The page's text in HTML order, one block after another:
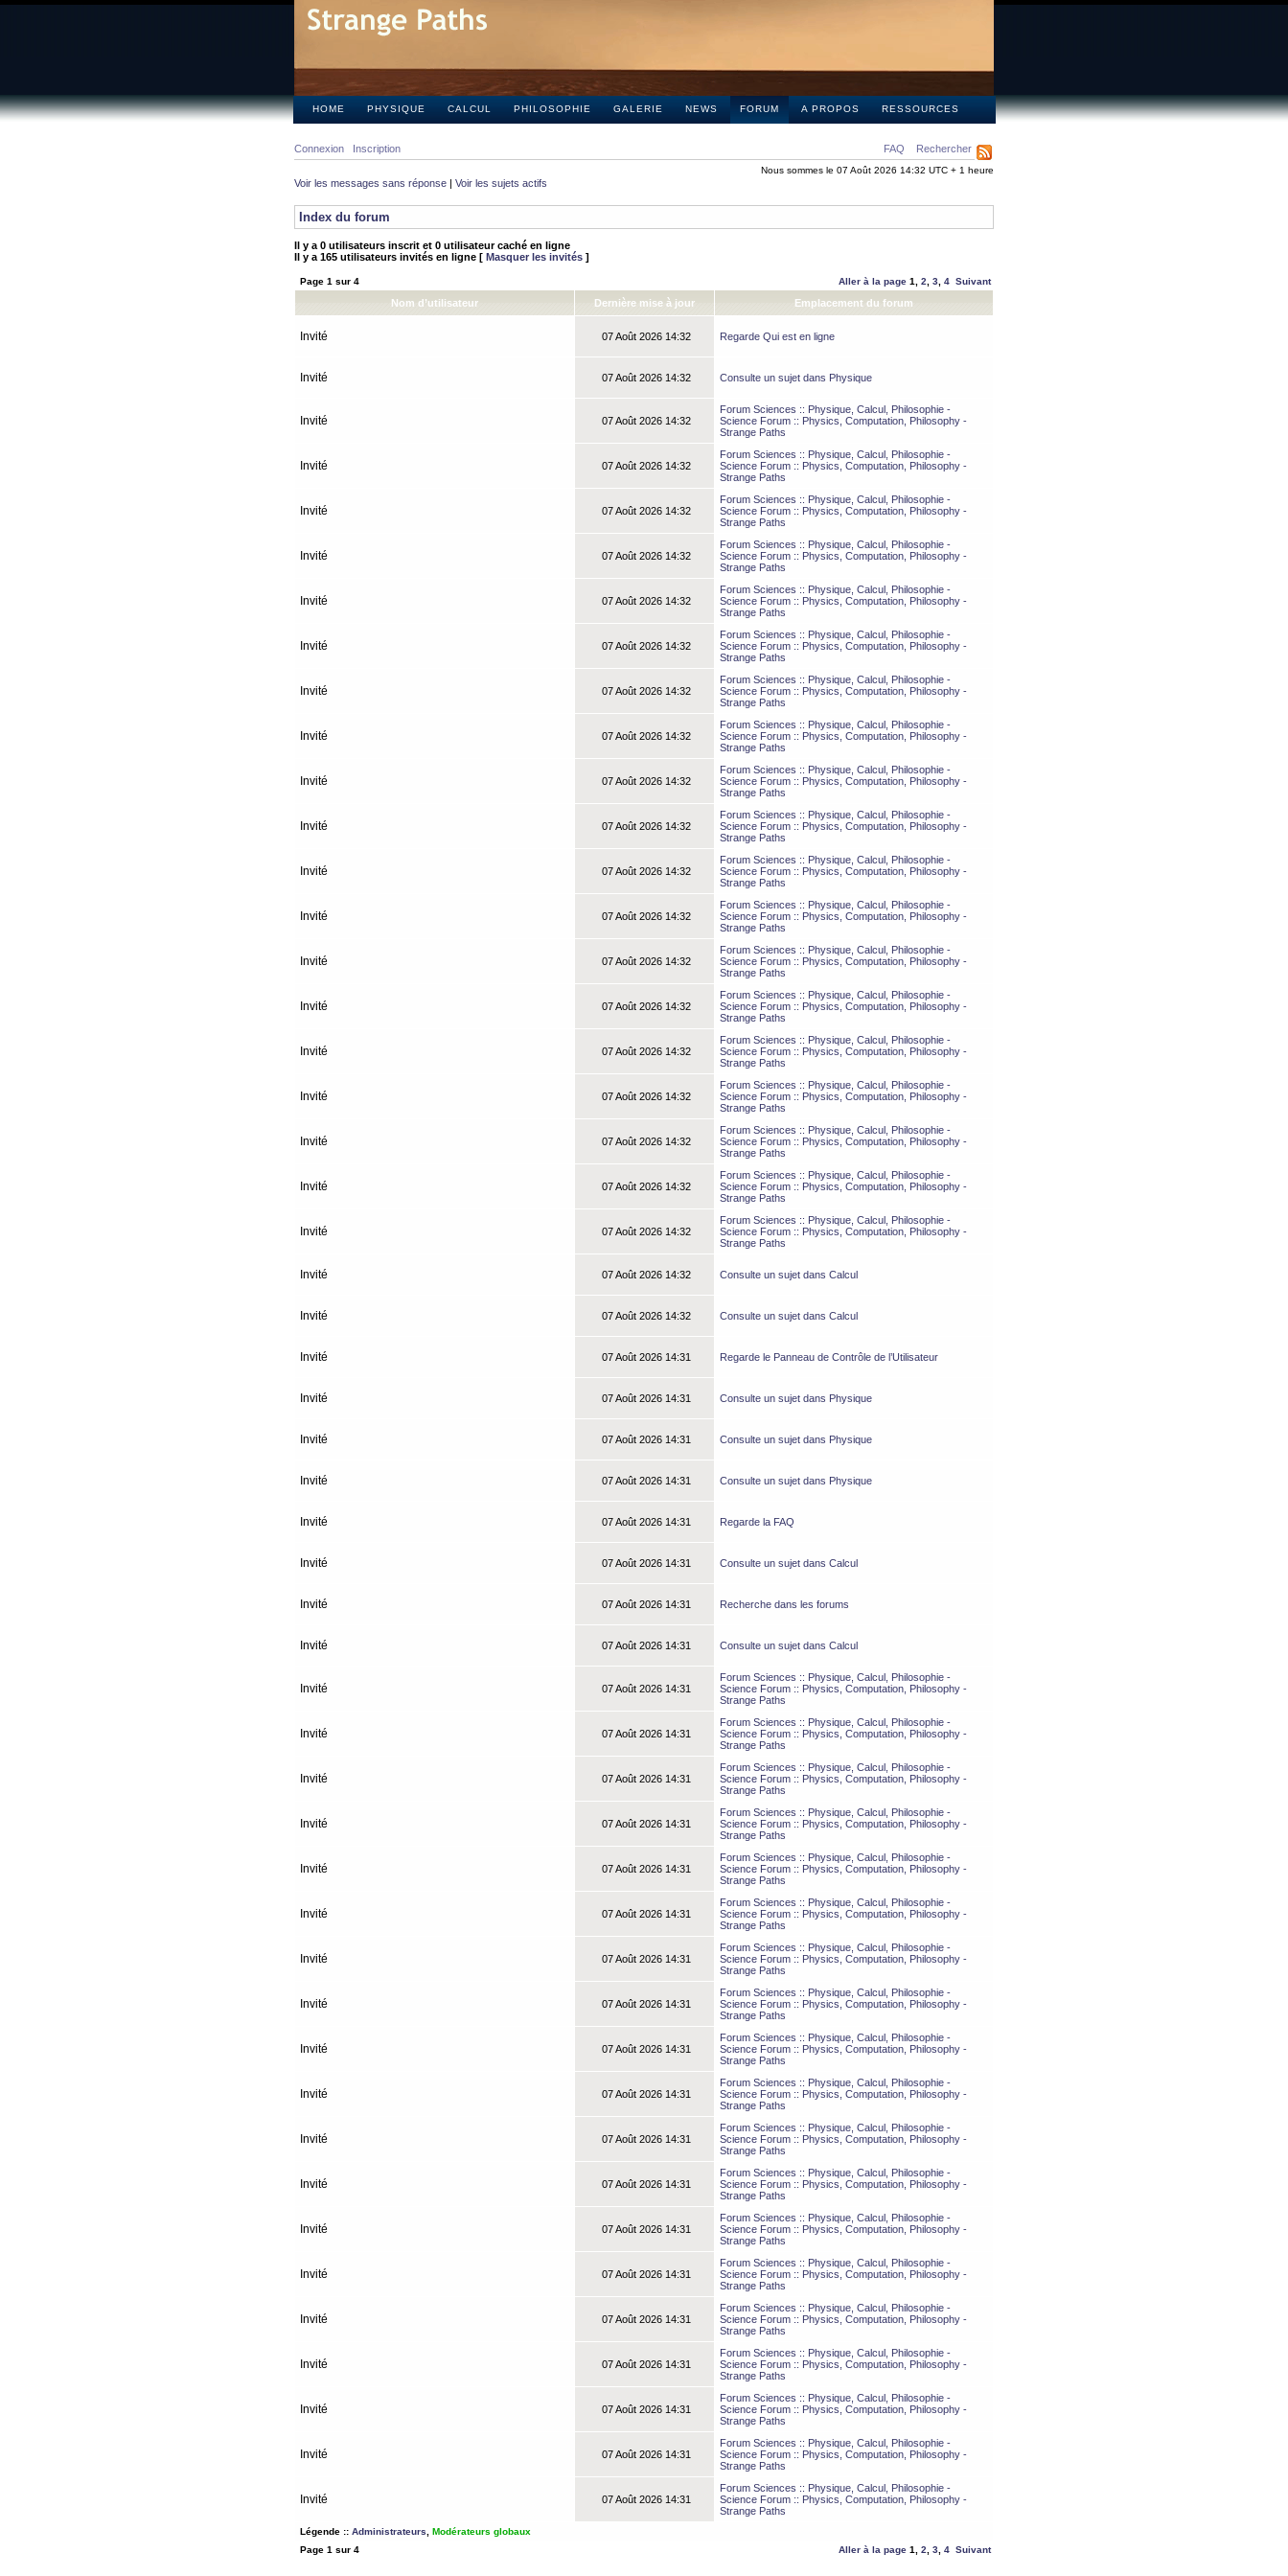
HOME PHYSIQUE CALCUL PHILOSOPHIE GALERIE NEWS FORUM A PROPOS RESSOURCES
FAQ Rechercher
Connexion Inscription
Nous sommes le 07 Août 2026 14:32 UTC + 1 heure
Voir les messages sans réponse | Voir les sujets actifs
Index du forum
Il y a 0 utilisateurs inscrit et 0 utilisateur caché en ligne
Il y a 165 utilisateurs invités en ligne [ Masquer les invités ]
Page 1 sur 4 Aller à la page 1 2 3 4 Suivant
Nom d’utilisateur Dernière mise à jour Emplacement du forum
Invité 07 Août 2026 14:32 Regarde Qui est en ligne
Invité 07 Août 2026 14:32 Consulte un sujet dans Physique
Invité 07 Août 2026 14:32
Forum Sciences :: Physique, Calcul, Philosophie -
Science Forum :: Physics, Computation, Philosophy -
Strange Paths
Invité 07 Août 2026 14:32
Forum Sciences :: Physique, Calcul, Philosophie -
Science Forum :: Physics, Computation, Philosophy -
Strange Paths
Invité 07 Août 2026 14:32
Forum Sciences :: Physique, Calcul, Philosophie -
Science Forum :: Physics, Computation, Philosophy -
Strange Paths
Invité 07 Août 2026 14:32
Forum Sciences :: Physique, Calcul, Philosophie -
Science Forum :: Physics, Computation, Philosophy -
Strange Paths
Invité 07 Août 2026 14:32
Forum Sciences :: Physique, Calcul, Philosophie -
Science Forum :: Physics, Computation, Philosophy -
Strange Paths
Invité 07 Août 2026 14:32
Forum Sciences :: Physique, Calcul, Philosophie -
Science Forum :: Physics, Computation, Philosophy -
Strange Paths
Invité 07 Août 2026 14:32
Forum Sciences :: Physique, Calcul, Philosophie -
Science Forum :: Physics, Computation, Philosophy -
Strange Paths
Invité 07 Août 2026 14:32
Forum Sciences :: Physique, Calcul, Philosophie -
Science Forum :: Physics, Computation, Philosophy -
Strange Paths
Invité 07 Août 2026 14:32
Forum Sciences :: Physique, Calcul, Philosophie -
Science Forum :: Physics, Computation, Philosophy -
Strange Paths
Invité 07 Août 2026 14:32
Forum Sciences :: Physique, Calcul, Philosophie -
Science Forum :: Physics, Computation, Philosophy -
Strange Paths
Invité 07 Août 2026 14:32
Forum Sciences :: Physique, Calcul, Philosophie -
Science Forum :: Physics, Computation, Philosophy -
Strange Paths
Invité 07 Août 2026 14:32
Forum Sciences :: Physique, Calcul, Philosophie -
Science Forum :: Physics, Computation, Philosophy -
Strange Paths
Invité 07 Août 2026 14:32
Forum Sciences :: Physique, Calcul, Philosophie -
Science Forum :: Physics, Computation, Philosophy -
Strange Paths
Invité 07 Août 2026 14:32
Forum Sciences :: Physique, Calcul, Philosophie -
Science Forum :: Physics, Computation, Philosophy -
Strange Paths
Invité 07 Août 2026 14:32
Forum Sciences :: Physique, Calcul, Philosophie -
Science Forum :: Physics, Computation, Philosophy -
Strange Paths
Invité 07 Août 2026 14:32
Forum Sciences :: Physique, Calcul, Philosophie -
Science Forum :: Physics, Computation, Philosophy -
Strange Paths
Invité 07 Août 2026 14:32
Forum Sciences :: Physique, Calcul, Philosophie -
Science Forum :: Physics, Computation, Philosophy -
Strange Paths
Invité 07 Août 2026 14:32
Forum Sciences :: Physique, Calcul, Philosophie -
Science Forum :: Physics, Computation, Philosophy -
Strange Paths
Invité 07 Août 2026 14:32
Forum Sciences :: Physique, Calcul, Philosophie -
Science Forum :: Physics, Computation, Philosophy -
Strange Paths
Invité 07 Août 2026 14:32 Consulte un sujet dans Calcul
Invité 07 Août 2026 14:32 Consulte un sujet dans Calcul
Invité 07 Août 2026 14:31 Regarde le Panneau de Contrôle de l’Utilisateur
Invité 07 Août 2026 14:31 Consulte un sujet dans Physique
Invité 07 Août 2026 14:31 Consulte un sujet dans Physique
Invité 07 Août 2026 14:31 Consulte un sujet dans Physique
Invité 07 Août 2026 14:31 Regarde la FAQ
Invité 07 Août 2026 14:31 Consulte un sujet dans Calcul
Invité 07 Août 2026 14:31 Recherche dans les forums
Invité 07 Août 2026 14:31 Consulte un sujet dans Calcul
Invité 07 Août 2026 14:31
Forum Sciences :: Physique, Calcul, Philosophie -
Science Forum :: Physics, Computation, Philosophy -
Strange Paths
Invité 07 Août 2026 14:31
Forum Sciences :: Physique, Calcul, Philosophie -
Science Forum :: Physics, Computation, Philosophy -
Strange Paths
Invité 07 Août 2026 14:31
Forum Sciences :: Physique, Calcul, Philosophie -
Science Forum :: Physics, Computation, Philosophy -
Strange Paths
Invité 07 Août 2026 14:31
Forum Sciences :: Physique, Calcul, Philosophie -
Science Forum :: Physics, Computation, Philosophy -
Strange Paths
Invité 07 Août 2026 14:31
Forum Sciences :: Physique, Calcul, Philosophie -
Science Forum :: Physics, Computation, Philosophy -
Strange Paths
Invité 07 Août 2026 14:31
Forum Sciences :: Physique, Calcul, Philosophie -
Science Forum :: Physics, Computation, Philosophy -
Strange Paths
Invité 07 Août 2026 14:31
Forum Sciences :: Physique, Calcul, Philosophie -
Science Forum :: Physics, Computation, Philosophy -
Strange Paths
Invité 07 Août 2026 14:31
Forum Sciences :: Physique, Calcul, Philosophie -
Science Forum :: Physics, Computation, Philosophy -
Strange Paths
Invité 07 Août 2026 14:31
Forum Sciences :: Physique, Calcul, Philosophie -
Science Forum :: Physics, Computation, Philosophy -
Strange Paths
Invité 07 Août 2026 14:31
Forum Sciences :: Physique, Calcul, Philosophie -
Science Forum :: Physics, Computation, Philosophy -
Strange Paths
Invité 07 Août 2026 14:31
Forum Sciences :: Physique, Calcul, Philosophie -
Science Forum :: Physics, Computation, Philosophy -
Strange Paths
Invité 07 Août 2026 14:31
Forum Sciences :: Physique, Calcul, Philosophie -
Science Forum :: Physics, Computation, Philosophy -
Strange Paths
Invité 07 Août 2026 14:31
Forum Sciences :: Physique, Calcul, Philosophie -
Science Forum :: Physics, Computation, Philosophy -
Strange Paths
Invité 07 Août 2026 14:31
Forum Sciences :: Physique, Calcul, Philosophie -
Science Forum :: Physics, Computation, Philosophy -
Strange Paths
Invité 07 Août 2026 14:31
Forum Sciences :: Physique, Calcul, Philosophie -
Science Forum :: Physics, Computation, Philosophy -
Strange Paths
Invité 07 Août 2026 14:31
Forum Sciences :: Physique, Calcul, Philosophie -
Science Forum :: Physics, Computation, Philosophy -
Strange Paths
Invité 07 Août 2026 14:31
Forum Sciences :: Physique, Calcul, Philosophie -
Science Forum :: Physics, Computation, Philosophy -
Strange Paths
Invité 07 Août 2026 14:31
Forum Sciences :: Physique, Calcul, Philosophie -
Science Forum :: Physics, Computation, Philosophy -
Strange Paths
Invité 07 Août 2026 14:31
Forum Sciences :: Physique, Calcul, Philosophie -
Science Forum :: Physics, Computation, Philosophy -
Strange Paths
Légende :: Administrateurs
Modérateurs globaux
Page 1 sur 4 Aller à la page 1 2 3 4 Suivant